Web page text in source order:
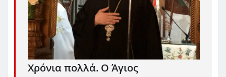
Χρόνια πολλά. Ο Άγιος